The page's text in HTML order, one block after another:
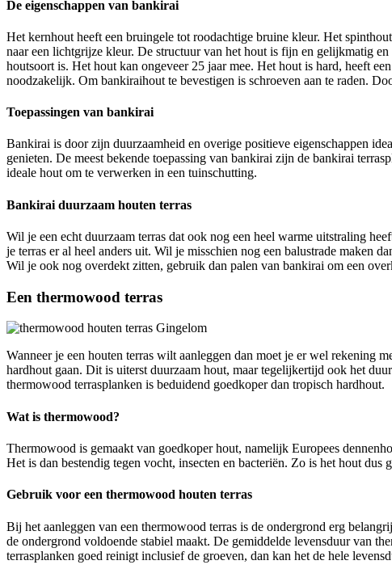
De eigenschappen van bankirai
Het kernhout heeft een bruingele tot roodachtige bruine kleur. Het
naar een lichtgrijze kleur. De structuur van het hout is fijn en gelijkmatig
houtsoort is. Het hout kan ongeveer 25 jaar mee. Het hout is hard, heeft
noodzakelijk. Om bankiraihout te bevestigen is schroeven aan te raden.
Toepassingen van bankirai
Bankirai is door zijn duurzaamheid en overige positieve eigenschappen
genieten. De meest bekende toepassing van bankirai zijn de bankirai
ideale hout om te verwerken in een tuinschutting.
Bankirai duurzaam houten terras
Wil je een echt duurzaam terras dat ook nog een heel warme uitstraling
je terras er al heel anders uit. Wil je misschien nog een balustrade maken
Wil je ook nog overdekt zitten, gebruik dan palen van bankirai om een
Een thermowood terras
Wanneer je een houten terras wilt aanleggen dan moet je er wel rekening
hardhout gaan. Dit is uiterst duurzaam hout, maar tegelijkertijd ook het
thermowood terrasplanken is beduidend goedkoper dan tropisch hardhout.
Wat is thermowood?
Thermowood is gemaakt van goedkoper hout, namelijk Europees
Het is dan bestendig tegen vocht, insecten en bacteriën. Zo is het hout
Gebruik voor een thermowood houten terras
Bij het aanleggen van een thermowood terras is de ondergrond erg
de ondergrond voldoende stabiel maakt. De gemiddelde levensduur van
terrasplanken goed reinigt inclusief de groeven, dan kan het de hele